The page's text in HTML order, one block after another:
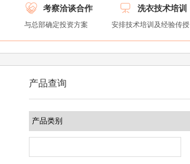
 考察洽谈合作
与总部确定投资方案
 洗衣技术培训
安排技术培训及经验传授
产品查询